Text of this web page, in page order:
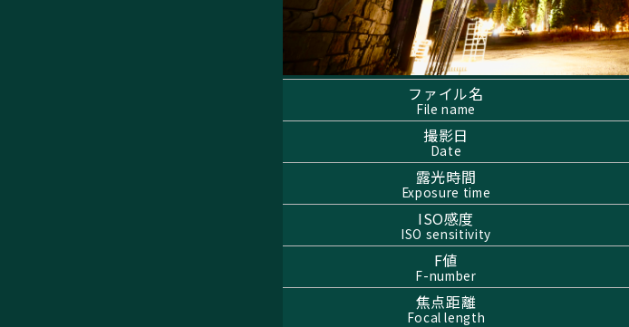
ファイル名
File name
撮影日
Date
露光時間
Exposure time
ISO感度
ISO sensitivity
F値
F-number
焦点距離
Focal length